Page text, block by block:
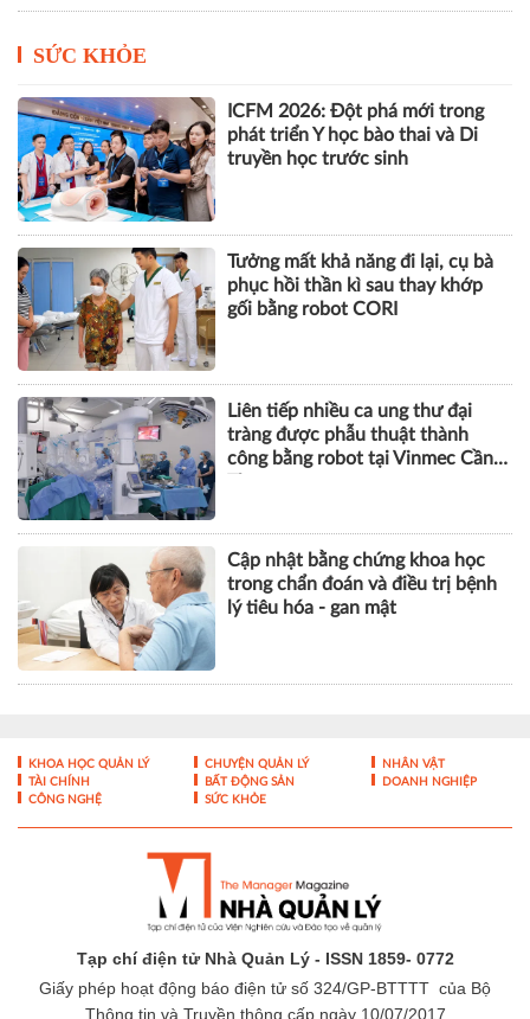
SỨC KHỎE
ICFM 2026: Đột phá mới trong
phát triển Y học bào thai và Di
truyền học trước sinh
Tưởng mất khả năng đi lại, cụ bà
phục hồi thần kì sau thay khớp
gối bằng robot CORI
Liên tiếp nhiều ca ung thư đại
tràng được phẫu thuật thành
công bằng robot tại Vinmec Cần
Cập nhật bằng chứng khoa học
trong chẩn đoán và điều trị bệnh
lý tiêu hóa - gan mật
KHOA HỌC QUẢN LÝ CHUYỆN QUẢN LÝ
NHÂN VẬT
TÀI CHÍNH
BẤT ĐỘNG SẢN
DOANH NGHIỆP
CÔNG NGHỆ
SỨC KHỎE
Tạp chí điện tử Nhà Quản Lý - ISSN 1859- 0772
Giấy phép hoạt động báo điện tử số 324/GP-BTTTT của Bộ
Thông tin và Truyền thông cấp ngày 10/07/2017